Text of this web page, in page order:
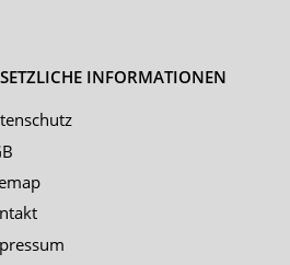
INFORMATIONEN